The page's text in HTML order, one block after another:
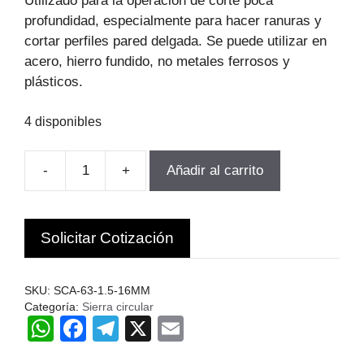
era:
$34.006.
es:
$24.485.
profundidad, especialmente para hacer ranuras y
cortar perfiles pared delgada. Se puede utilizar en
acero, hierro fundido, no metales ferrosos y
plásticos.
4 disponibles
-
SIERRA
63x1.5x16MM
HSS
DIN1838B
BRasil
cantidad
+ Añadir al carrito
Solicitar Cotización
SKU: SCA-63-1.5-16MM
Categoría: Sierra circular
W
F
T
X